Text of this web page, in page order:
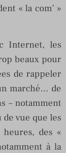
« la com’ »
Internet, les
beaux pour
de rappeler
marché… de
– notamment
vue que les
des «
à la